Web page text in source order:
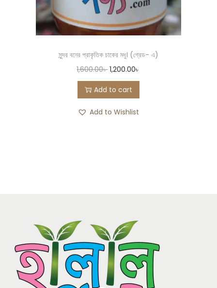
সুন্দর বনের প্রাকৃতিক চাকের মধু। (গ্রেড- এ)
1,600.00৳ 1,200.00৳
Add to cart
Add to Wishlist